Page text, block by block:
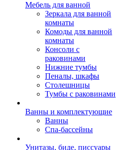
Мебель для ванной
Зеркала для ванной
комнаты
Комоды для ванной
комнаты
Консоли с
раковинами
Нижние тумбы
Пеналы, шкафы
Столешницы
Тумбы с раковинами
Ванны и комплектующие
Ванны
Спа-бассейны
Унитазы, биде, писсуары